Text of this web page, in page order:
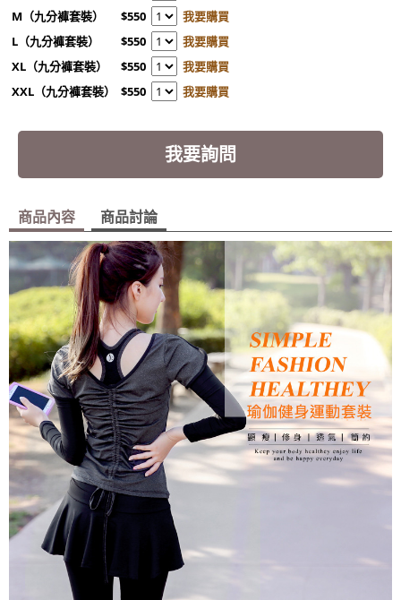
M（九分褲套裝）
$550
我要購買
L（九分褲套裝）
$550
我要購買
XL（九分褲套裝）
$550
我要購買
XXL（九分褲套裝）
$550 我要購買
我要詢問
商品內容 商品討論